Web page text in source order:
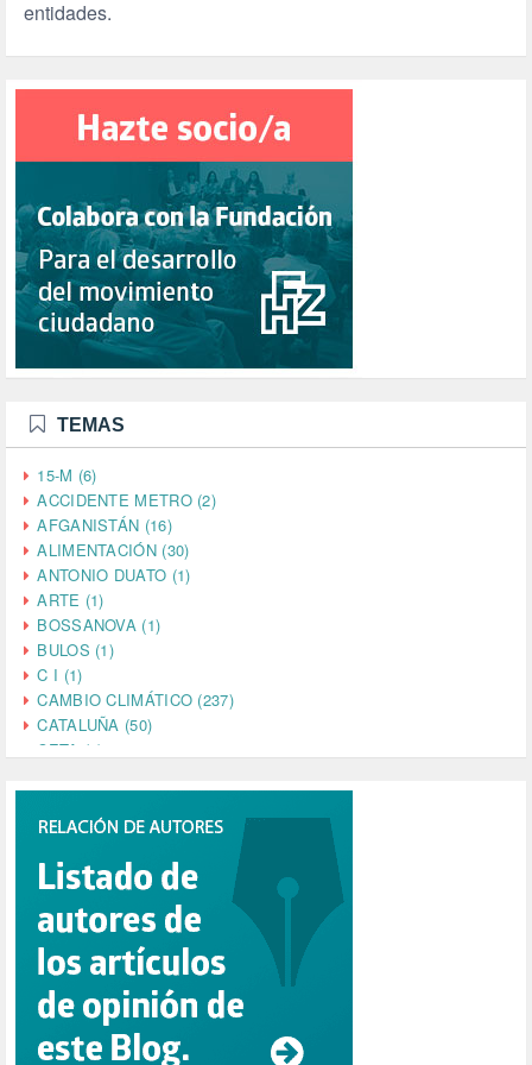
entidades.
TEMAS
15-M (6)
ACCIDENTE METRO (2)
AFGANISTÁN (16)
ALIMENTACIÓN (30)
ANTONIO DUATO (1)
ARTE (1)
BOSSANOVA (1)
BULOS (1)
C I (1)
CAMBIO CLIMÁTICO (237)
CATALUÑA (50)
CETA (2)
CINE (35)
COMPROMISO (2)
CONFERENCIA (1)
CONSUMO (1)
CORONAVIRUS (155)
CORRUPCIÓN (215)
CULTURA (704)
DANA (78)
DD.HH. (1)